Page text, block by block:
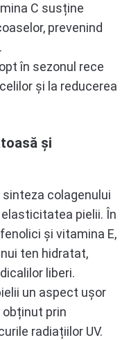
C susține
prevenind
în sezonul rece
și la reducerea
și
colagenului
pielii. În
și vitamina E,
ten hidratat,
liberi.
un aspect ușor
obținut prin
radiațiilor UV.